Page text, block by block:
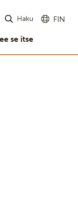
Haku FIN
se itse